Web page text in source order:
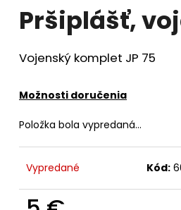
Pršiplášť,
Vojenský komplet JP 75
Možnosti doručenia
Položka bola vypredaná…
Vypredané Kód:
HĽADAŤ